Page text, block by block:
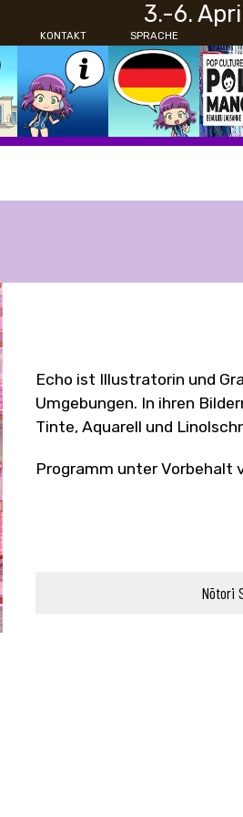
3.-6.
SPRACHE
KONTAKT
Echo ist Illustratorin und
Umgebungen. In ihren
Tinte, Aquarell und
Programm unter Vorbehalt
Nōtori